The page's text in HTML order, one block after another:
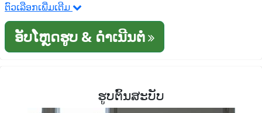
ຕົວເລືອກເພີ່ມເຕີມ
ອັບໂຫຼດຮູບ & ດໍາເນີນຕໍ່
ຮູບຕົ້ນສະບັບ